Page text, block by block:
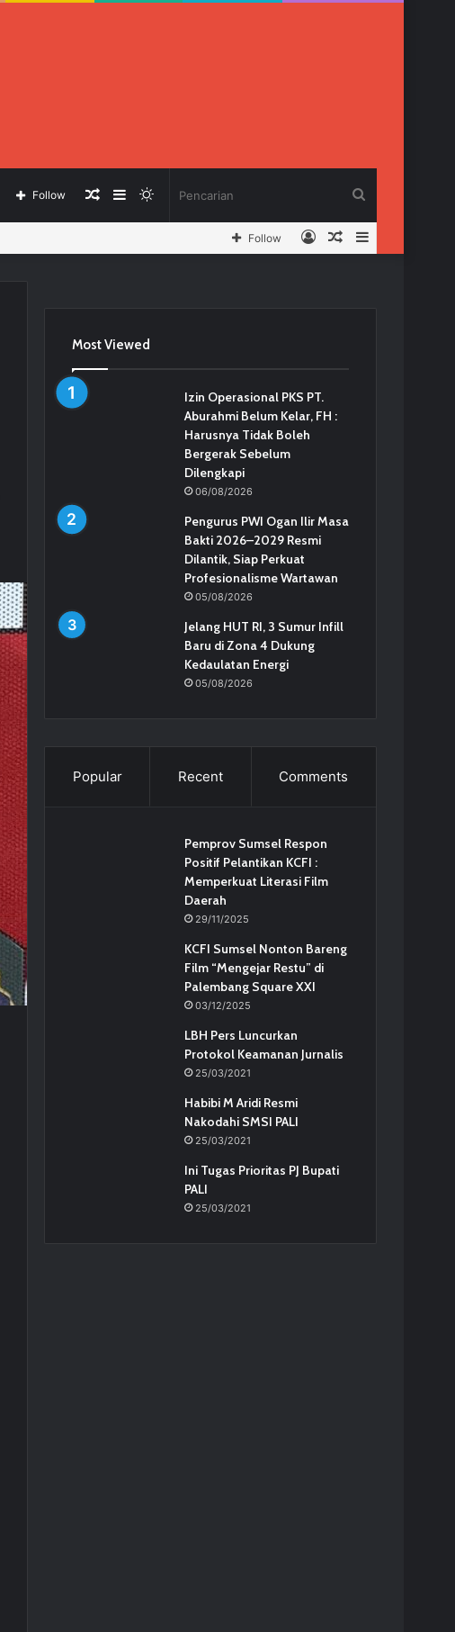
Switch
Sidebar
Berita
Follow
Berita
Log
Follow
Most Viewed
Izin Operasional PKS PT.
Aburahmi Belum Kelar, FH :
Harusnya Tidak Boleh
Bergerak Sebelum
Dilengkapi
06/08/2026
Pengurus PWI Ogan Ilir Masa
Bakti 2026–2029 Resmi
Dilantik, Siap Perkuat
Profesionalisme Wartawan
05/08/2026
Jelang HUT RI, 3 Sumur Infill
Baru di Zona 4 Dukung
Kedaulatan Energi
05/08/2026
Popular Recent Comments
Pemprov Sumsel Respon
Positif Pelantikan KCFI :
Memperkuat Literasi Film
Daerah
29/11/2025
KCFI Sumsel Nonton Bareng
Film “Mengejar Restu” di
Palembang Square XXI
03/12/2025
LBH Pers Luncurkan
Protokol Keamanan Jurnalis
25/03/2021
Habibi M Aridi Resmi
Nakodahi SMSI PALI
25/03/2021
Ini Tugas Prioritas PJ Bupati
PALI
25/03/2021